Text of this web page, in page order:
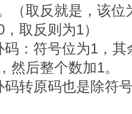
（取反就是，该位
取反则为1）
码：符号位为1，
然后整个数加1。
码转原码也是除符